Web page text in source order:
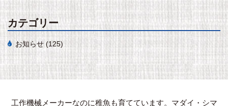
カテゴリー
お知らせ (125)
工作機械メーカーなのに稚魚も育てています。マダイ・シマ